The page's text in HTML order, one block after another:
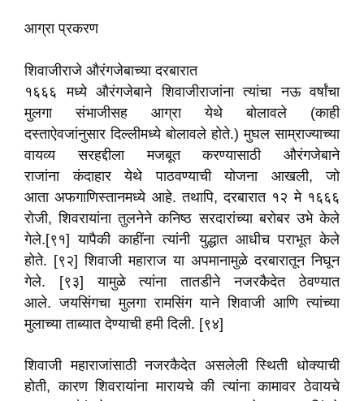
आग्रा प्रकरण
शिवाजीराजे औरंगजेबाच्या दरबारात
१६६६ मध्ये औरंगजेबाने शिवाजीराजांना त्यांचा नऊ वर्षांचा
मुलगा संभाजीसह आग्रा येथे बोलावले (काही
दस्ताऐवजांनुसार दिल्लीमध्ये बोलावले होते.) मुघल साम्राज्याच्या
वायव्य सरहद्दीला मजबूत करण्यासाठी औरंगजेबाने
राजांना कंदाहार येथे पाठवण्याची योजना आखली, जो
आता अफगाणिस्तानमध्ये आहे. तथापि, दरबारात १२ मे १६६६
रोजी, शिवरायांना तुलनेने कनिष्ठ सरदारांच्या बरोबर उभे केले
गेले.[९१] यापैकी काहींना त्यांनी युद्धात आधीच पराभूत केले
होते. [९२] शिवाजी महाराज या अपमानामुळे दरबारातून निघून
गेले. [९३] यामुळे त्यांना तातडीने नजरकैदेत ठेवण्यात
आले. जयसिंगचा मुलगा रामसिंग याने शिवाजी आणि त्यांच्या
मुलाच्या ताब्यात देण्याची हमी दिली. [९४]
शिवाजी महाराजांसाठी नजरकैदेत असलेली स्थिती धोक्याची
होती, कारण शिवरायांना मारायचे की त्यांना कामावर ठेवायचे